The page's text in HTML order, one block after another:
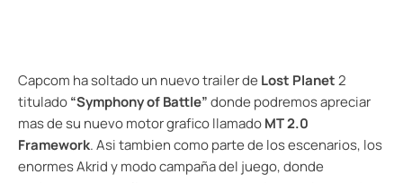
Capcom ha soltado un nuevo trailer de Lost Planet2
titulado“Symphony of Battle”donde podremos apreciar
mas de su nuevo motor grafico llamadoMT 2.0
Framework. Asi tambien como parte de los escenarios, los
enormes Akrid y modo campaña del juego, donde